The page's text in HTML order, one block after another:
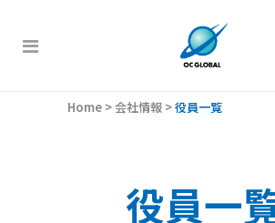
Home >会社情報 >役員一覧
役員一